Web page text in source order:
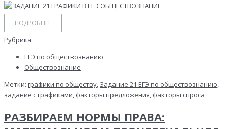
ПОДРОБНЕЕ
Рубрика:
ЕГЭ по обществознанию
Обществознание
Метки: графики по обществу, Задание 21 ЕГЭ по обществознанию,
задание с графиками, факторы предложения, факторы спроса
РАЗБИРАЕМ НОРМЫ ПРАВА: